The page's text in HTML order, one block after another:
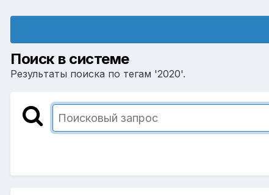
Поиск в системе
Результаты поиска по тегам '2020'.